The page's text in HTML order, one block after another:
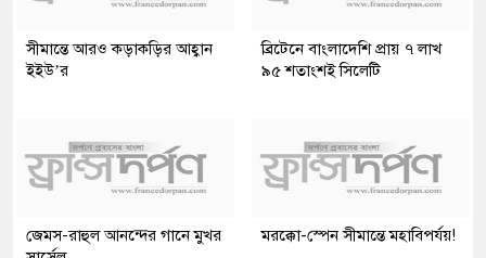
সীমান্তে আরও কড়াকড়ির আহ্বান
ইইউ’র
ব্রিটেনে বাংলাদেশি প্রায় ৭ লাখ
৯৫ শতাংশই সিলেটি
জেমস-রাহুল আনন্দের গানে মুখর
মরক্কো-স্পেন সীমান্তে মহাবিপর্যয়!